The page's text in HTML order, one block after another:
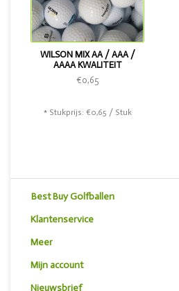
WILSON MIX AA / AAA /
AAAA KWALITEIT
€0,65
* Stukprijs: €0,65 / Stuk
Best Buy Golfballen
Klantenservice
Meer
Mijn account
Nieuwsbrief